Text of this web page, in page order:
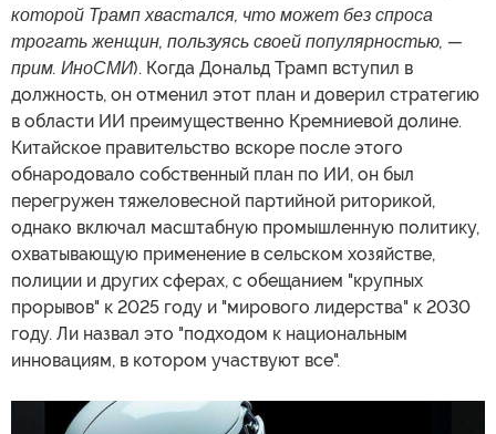
которой Трамп хвастался, что может без спроса
трогать женщин, пользуясь своей популярностью, —
прим. ИноСМИ). Когда Дональд Трамп вступил в
должность, он отменил этот план и доверил стратегию
в области ИИ преимущественно Кремниевой долине.
Китайское правительство вскоре после этого
обнародовало собственный план по ИИ, он был
перегружен тяжеловесной партийной риторикой,
однако включал масштабную промышленную политику,
охватывающую применение в сельском хозяйстве,
полиции и других сферах, с обещанием "крупных
прорывов" к 2025 году и "мирового лидерства" к 2030
году. Ли назвал это "подходом к национальным
инновациям, в котором участвуют все".